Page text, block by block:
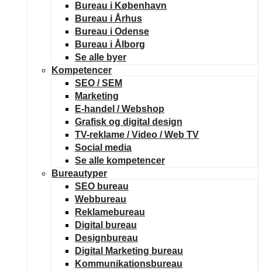
Bureau i København
Bureau i Århus
Bureau i Odense
Bureau i Ålborg
Se alle byer
Kompetencer
SEO / SEM
Marketing
E-handel / Webshop
Grafisk og digital design
TV-reklame / Video / Web TV
Social media
Se alle kompetencer
Bureautyper
SEO bureau
Webbureau
Reklamebureau
Digital bureau
Designbureau
Digital Marketing bureau
Kommunikationsbureau